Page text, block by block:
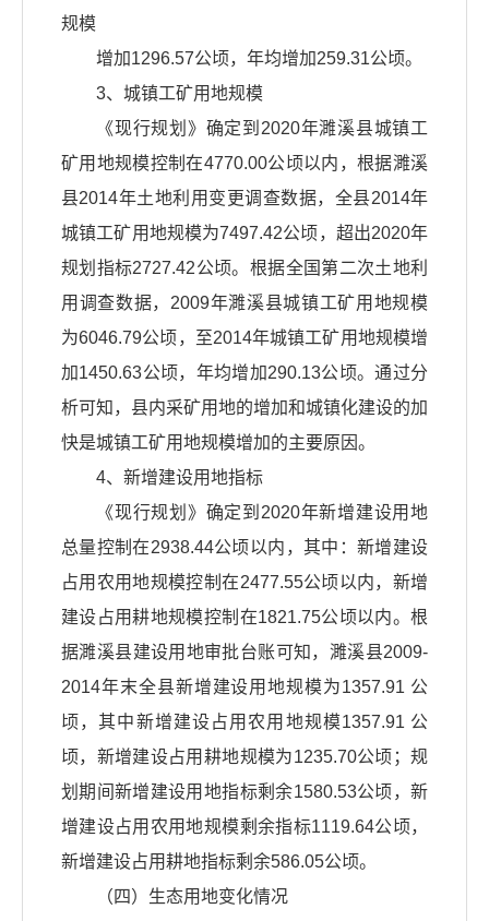
规模
增加1296.57公顷，年均增加259.31公顷。
3、城镇工矿用地规模
《现行规划》确定到2020年濉溪县城镇工
矿用地规模控制在4770.00公顷以内，根据濉溪
县2014年土地利用变更调查数据，全县2014年
城镇工矿用地规模为7497.42公顷，超出2020年
规划指标2727.42公顷。根据全国第二次土地利
用调查数据，2009年濉溪县城镇工矿用地规模
为6046.79公顷，至2014年城镇工矿用地规模增
加1450.63公顷，年均增加290.13公顷。通过分
析可知，县内采矿用地的增加和城镇化建设的加
快是城镇工矿用地规模增加的主要原因。
4、新增建设用地指标
《现行规划》确定到2020年新增建设用地
总量控制在2938.44公顷以内，其中：新增建设
占用农用地规模控制在2477.55公顷以内，新增
建设占用耕地规模控制在1821.75公顷以内。根
据濉溪县建设用地审批台账可知，濉溪县2009-
2014年末全县新增建设用地规模为1357.91 公
顷，其中新增建设占用农用地规模1357.91 公
顷，新增建设占用耕地规模为1235.70公顷；规
划期间新增建设用地指标剩余1580.53公顷，新
增建设占用农用地规模剩余指标1119.64公顷，
新增建设占用耕地指标剩余586.05公顷。
（四）生态用地变化情况